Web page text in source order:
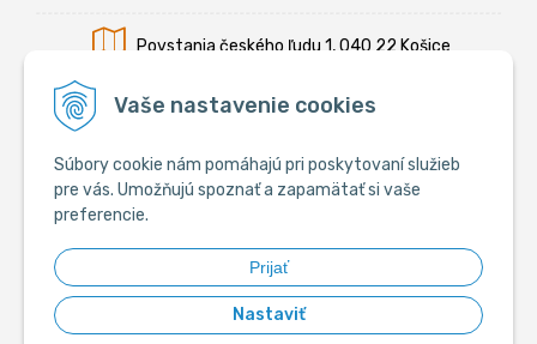
Vaše nastavenie cookies
Súbory cookie nám pomáhajú pri poskytovaní služieb
pre vás. Umožňujú spoznať a zapamätať si vaše
preferencie.
Prijať
Nastaviť
Povstania českého ľudu 1, 040 22 Košice
Mobil:+421 902 794 355
E-mail:info@krmiva.sk